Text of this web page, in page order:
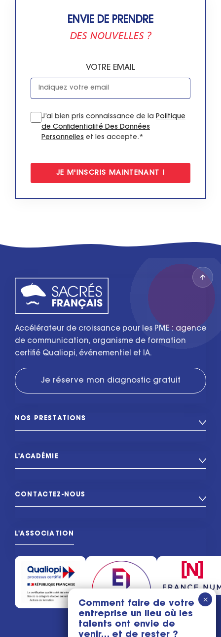
ENVIE DE PRENDRE
DES NOUVELLES ?
VOTRE EMAIL
J’ai bien pris connaissance de la Politique
de Confidentialité Des Données
Personnelles et les accepte.*
Accélérateur de croissance pour les PME : agence
de communication, organisme de formation
certifié Qualiopi, événementiel et IA.
Je réserve mon diagnostic gratuit
NOS PRESTATIONS
L'ACADÉMIE
CONTACTEZ-NOUS
L'ASSOCIATION
Comment faire de votre
entreprise un lieu où les
talents ont envie de
venir… et de rester ?